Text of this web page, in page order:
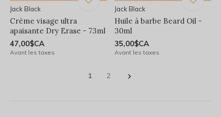
Jack Black
Crème visage ultra
apaisante Dry Erase - 73ml
47,00$CA
Avant les taxes
Jack Black
Huile à barbe Beard Oil -
30ml
35,00$CA
Avant les taxes
1 2